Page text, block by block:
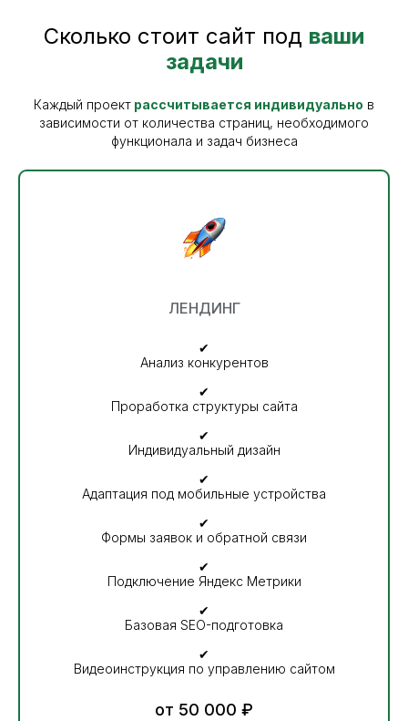
Сколько стоит сайт под ваши
задачи
Каждый проект рассчитывается индивидуально в
зависимости от количества страниц, необходимого
функционала и задач бизнеса
ЛЕНДИНГ
✔
Анализ конкурентов
✔
Проработка структуры сайта
✔
Индивидуальный дизайн
✔
Адаптация под мобильные устройства
✔
Формы заявок и обратной связи
✔
Подключение Яндекс Метрики
✔
Базовая SEO-подготовка
✔
Видеоинструкция по управлению сайтом
от 50 000 ₽